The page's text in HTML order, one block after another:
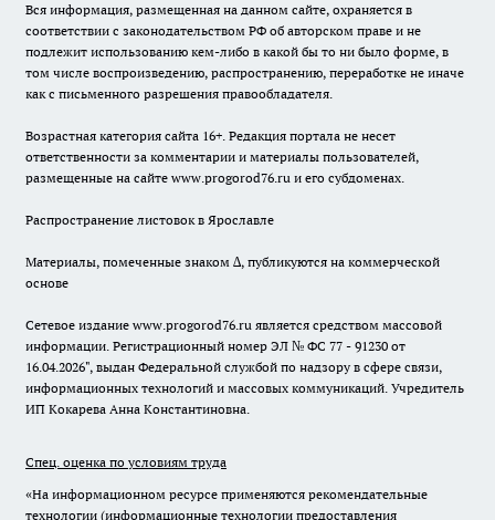
Вся информация, размещенная на данном сайте, охраняется в
соответствии с законодательством РФ об авторском праве и не
подлежит использованию кем-либо в какой бы то ни было форме, в
том числе воспроизведению, распространению, переработке не иначе
как с письменного разрешения правообладателя.
Возрастная категория сайта 16+. Редакция портала не несет
ответственности за комментарии и материалы пользователей,
размещенные на сайте www.progorod76.ru и его субдоменах.
Распространение листовок в Ярославле
Материалы, помеченные знаком ∆, публикуются на коммерческой
основе
Сетевое издание www.progorod76.ru является средством массовой
информации. Регистрационный номер ЭЛ № ФС 77 - 91230 от
16.04.2026", выдан Федеральной службой по надзору в сфере связи,
информационных технологий и массовых коммуникаций. Учредитель
ИП Кокарева Анна Константиновна.
Спец. оценка по условиям труда
«На информационном ресурсе применяются рекомендательные
технологии (информационные технологии предоставления